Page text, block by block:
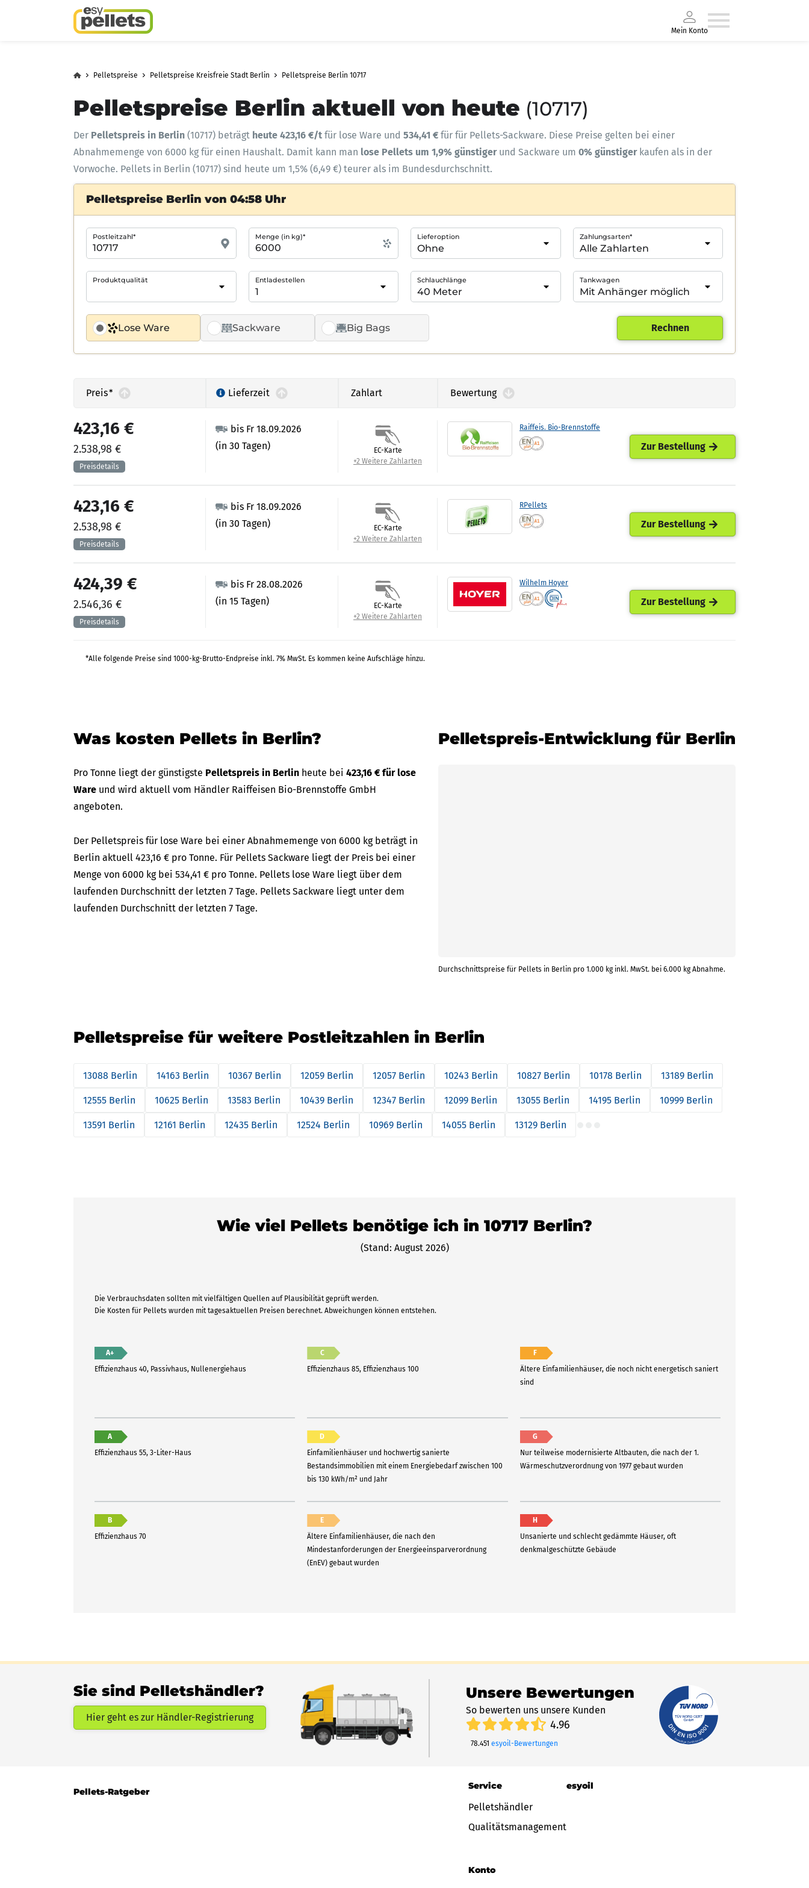
Mein Konto
Pelletspreise Pelletspreise Kreisfreie Stadt Berlin Pelletspreise Berlin 10717
Pelletspreise Berlin aktuell von heute (10717)
Der Pelletspreis in Berlin (10717) beträgt heute 423,16 €/t für lose Ware und 534,41 € für für Pellets-Sackware. Diese Preise gelten bei einer
Abnahmemenge von 6000 kg für einen Haushalt. Damit kann man lose Pellets um 1,9% günstiger und Sackware um 0% günstigerkaufen als in der
Vorwoche. Pellets in Berlin (10717) sind heute um 1,5% (6,49 €) teurer als im Bundesdurchschnitt.
Pelletspreise Berlin von 04:58 Uhr
Lose Ware Sackware Big Bags
Postleitzahl* Menge (in kg)* Lieferoption Zahlungsarten*
Produktqualität Entladestellen Schlauchlänge Tankwagen
Rechnen
Preis* Lieferzeit Zahlart Bewertung
Raiffeis. Bio-Brennstoffe
bis Fr 18.09.2026
(in 30 Tagen)
423,16 €
2.538,98 €
EC-Karte
+2 Weitere Zahlarten
Zur Bestellung
RPellets
bis Fr 18.09.2026
(in 30 Tagen)
423,16 €
2.538,98 €
EC-Karte
+2 Weitere Zahlarten
Zur Bestellung
Wilhelm Hoyer
bis Fr 28.08.2026
(in 15 Tagen)
424,39 €
2.546,36 €
EC-Karte
+2 Weitere Zahlarten
Zur Bestellung
*Alle folgende Preise sind 1000-kg-Brutto-Endpreise inkl. 7% MwSt. Es kommen keine Aufschläge hinzu.
Was kosten Pellets in Berlin?
Pro Tonne liegt der günstigste Pelletspreis in Berlin heute bei 423,16 € für lose
Ware und wird aktuell vom Händler Raiffeisen Bio-Brennstoffe GmbH
angeboten.
Der Pelletspreis für lose Ware bei einer Abnahmemenge von 6000 kg beträgt in
Berlin aktuell 423,16 € pro Tonne. Für Pellets Sackware liegt der Preis bei einer
Menge von 6000 kg bei 534,41 € pro Tonne. Pellets lose Ware liegt über dem
laufenden Durchschnitt der letzten 7 Tage. Pellets Sackware liegt unter dem
laufenden Durchschnitt der letzten 7 Tage.
Pelletspreis-Entwicklung für Berlin
Durchschnittspreise für Pellets in Berlin pro 1.000 kg inkl. MwSt. bei 6.000 kg Abnahme.
Pelletspreise für weitere Postleitzahlen in Berlin
13088 Berlin 14163 Berlin 10367 Berlin 12059 Berlin 12057 Berlin 10243 Berlin 10827 Berlin 10178 Berlin 13189 Berlin
12555 Berlin 10625 Berlin 13583 Berlin 10439 Berlin 12347 Berlin 12099 Berlin 13055 Berlin 14195 Berlin 10999 Berlin
13591 Berlin 12161 Berlin 12435 Berlin 12524 Berlin 10969 Berlin 14055 Berlin 13129 Berlin
Wie viel Pellets benötige ich in 10717 Berlin?
(Stand: August 2026)
Die Verbrauchsdaten sollten mit vielfältigen Quellen auf Plausibilität geprüft werden.
Die Kosten für Pellets wurden mit tagesaktuellen Preisen berechnet. Abweichungen können entstehen.
A+
Effizienzhaus 40, Passivhaus, Nullenergiehaus
A
Effizienzhaus 55, 3-Liter-Haus
B
Effizienzhaus 70
C
Effizienzhaus 85, Effizienzhaus 100
D
Einfamilienhäuser und hochwertig sanierte
Bestandsimmobilien mit einem Energiebedarf zwischen 100
bis 130 kWh/m² und Jahr
E
Ältere Einfamilienhäuser, die nach den
Mindestanforderungen der Energieeinsparverordnung
(EnEV) gebaut wurden
F
Ältere Einfamilienhäuser, die noch nicht energetisch saniert
sind
G
Nur teilweise modernisierte Altbauten, die nach der 1.
Wärmeschutzverordnung von 1977 gebaut wurden
H
Unsanierte und schlecht gedämmte Häuser, oft
denkmalgeschützte Gebäude
Sie sind Pelletshändler?
Hier geht es zur Händler-Registrierung
Unsere Bewertungen
So bewerten uns unsere Kunden
4.96
78.451 esyoil-Bewertungen
Pellets-Ratgeber
Service
Pelletshändler
Qualitätsmanagement
Konto
esyoil